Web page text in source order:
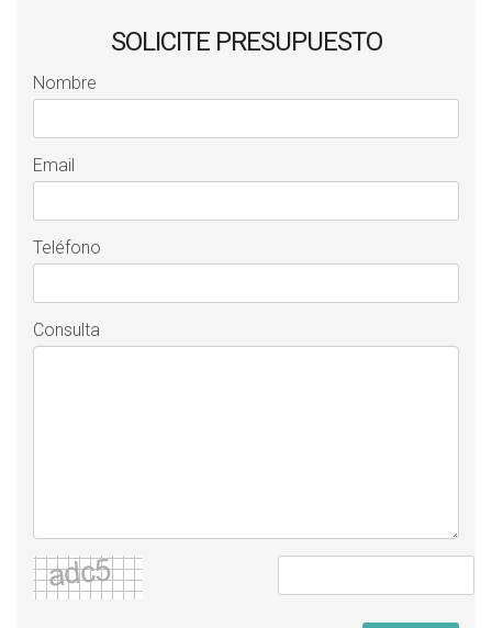
SOLICITE PRESUPUESTO
Nombre
Email
Teléfono
Consulta